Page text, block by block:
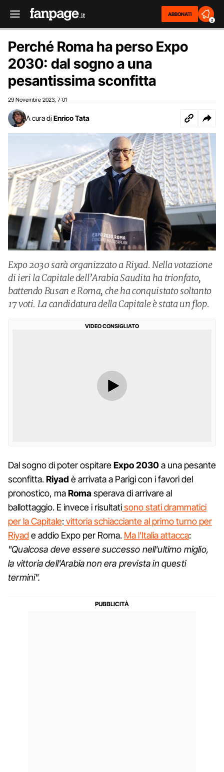
ABBONATI
2
Perché Roma ha perso Expo
2030: dal sogno a una
pesantissima sconfitta
29 Novembre 2023 7:01
A cura di Enrico Tata
Expo 2030 sarà organizzato a Riyad. Nella votazione
di ieri la Capitale dell’Arabia Saudita ha trionfato,
battendo Busan e Roma, che ha conquistato soltanto
17 voti. La candidatura della Capitale è stata un flop.
VIDEO CONSIGLIATO
Dal sogno di poter ospitareExpo 2030a una pesante
sconfitta.Riyad è arrivata a Parigi con i favori del
pronostico, maRomasperava di arrivare al
ballottaggio. E invece i risultatisono stati drammatici
per la Capitale:vittoria schiacciante al primo turno per
Riyade addio Expo per Roma. Ma l'Italia attacca:
"Qualcosa deve essere successo nell'ultimo miglio,
la vittoria dell'Arabia non era prevista in questi
termini".